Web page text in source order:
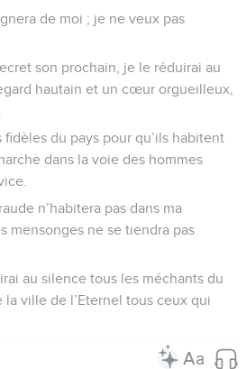
de moi ; je ne veux pas
son prochain, je le réduirai au
hautain et un cœur orgueilleux,
fidèles du pays pour qu’ils habitent
dans la voie des hommes
n’habitera pas dans ma
mensonges ne se tiendra pas
au silence tous les méchants du
la ville de l’Eternel tous ceux qui